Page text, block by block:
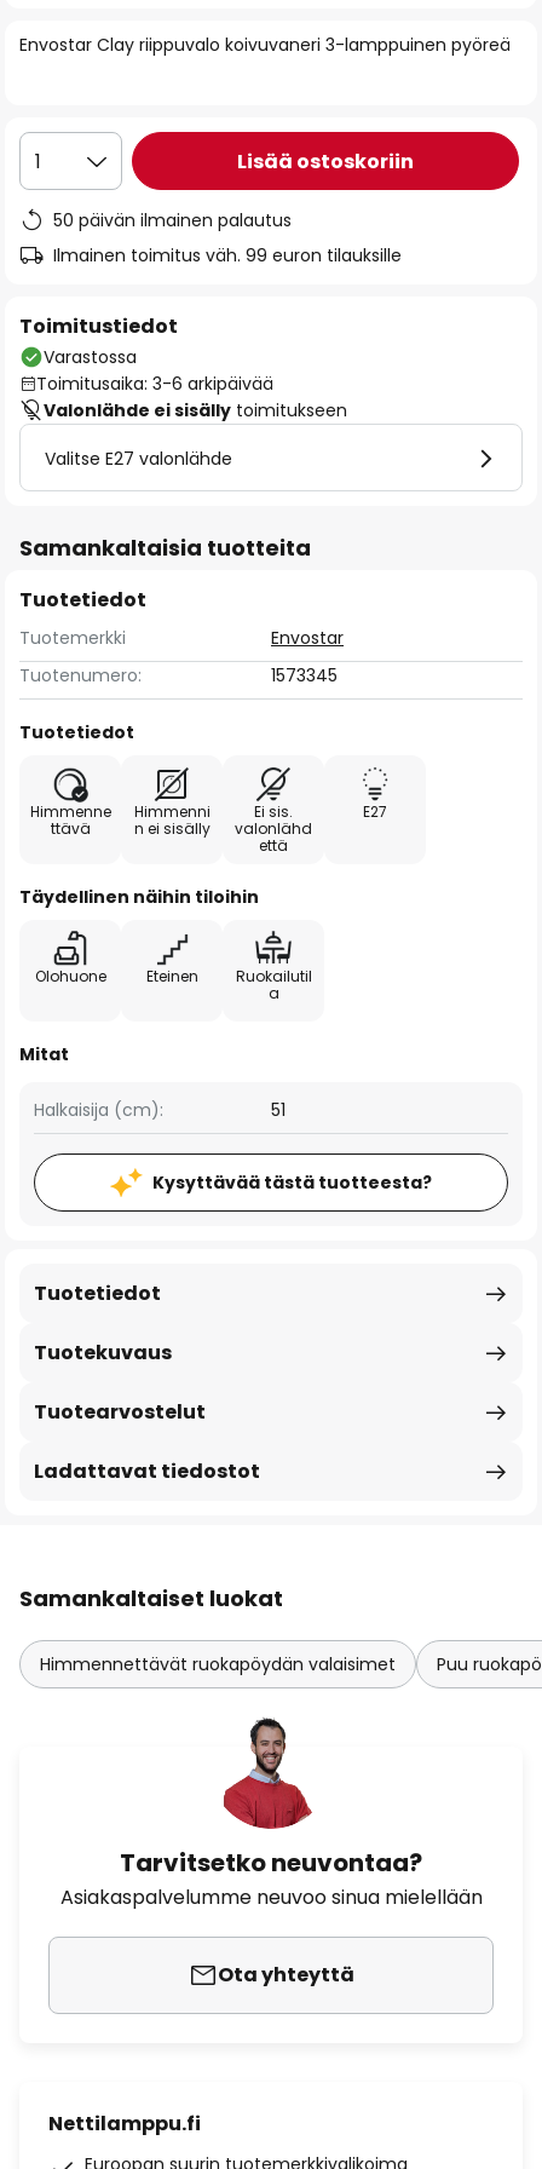
the
Envostar Clay riippuvalo koivuvaneri 3-lamppuinen pyöreä
1 Lisää ostoskoriin
50 päivän ilmainen palautus
Ilmainen toimitus väh. 99 euron tilauksille
Toimitustiedot
Varastossa
Toimitusaika: 3-6 arkipäivää
Valonlähde ei sisälly toimitukseen
Valitse E27 valonlähde
Samankaltaisia tuotteita
Tuotetiedot
Tuotemerkki
Envostar
Tuotenumero:
1573345
Tuotetiedot
Himmenne
ttävä
Himmenni
n ei sisälly
Ei sis.
valonlähd
että
E27
Täydellinen näihin tiloihin
Olohuone Eteinen
Ruokailutil
a
Mitat
Halkaisija (cm): 51
Kysyttävää tästä tuotteesta?
Tuotekuvaus
Tuotetiedot
Tuotearvostelut
Ladattavat tiedostot
Samankaltaiset luokat
Himmennettävät ruokapöydän valaisimet Puu
Tarvitsetko neuvontaa?
Asiakaspalvelumme neuvoo sinua mielellään
Ota yhteyttä
Nettilamppu.fi
Euroopan suurin tuotemerkkivalikoima